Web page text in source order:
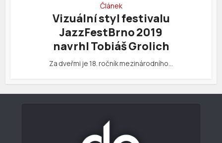
Článek
Vizuální styl festivalu
JazzFestBrno 2019
navrhl Tobiáš Grolich
Za dveřmi je 18. ročník mezinárodního…